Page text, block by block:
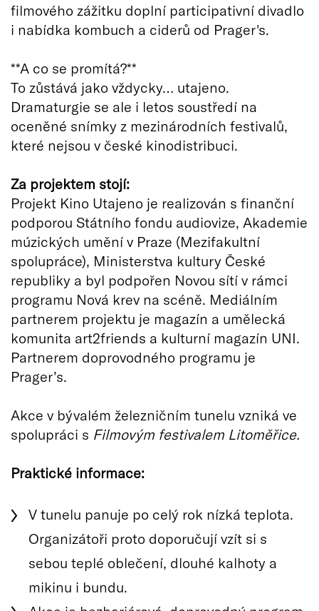
filmového zážitku doplní participativní divadlo
i nabídka kombuch a ciderů od Prager's.
**A co se promítá?**
To zůstává jako vždycky… utajeno.
Dramaturgie se ale i letos soustředí na
oceněné snímky z mezinárodních festivalů,
které nejsou v české kinodistribuci.
Za projektem stojí:
Projekt Kino Utajeno je realizován s finanční
podporou Státního fondu audiovize, Akademie
múzických umění v Praze (Mezifakultní
spolupráce), Ministerstva kultury České
republiky a byl podpořen Novou sítí v rámci
programu Nová krev na scéně. Mediálním
partnerem projektu je magazín a umělecká
komunita art2friends a kulturní magazín UNI.
Partnerem doprovodného programu je
Prager’s.
Akce v bývalém železničním tunelu vzniká ve
spolupráci s Filmovým festivalem Litoměřice.
Praktické informace:
V tunelu panuje po celý rok nízká teplota.
Organizátoři proto doporučují vzít si s
sebou teplé oblečení, dlouhé kalhoty a
mikinu i bundu.